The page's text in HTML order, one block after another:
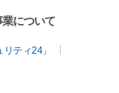
について
ティ24」